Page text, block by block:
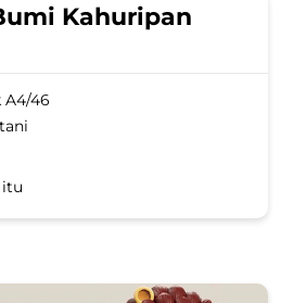
Kahuripan
46